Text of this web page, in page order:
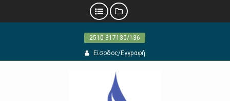
2510-317130/136
Είσοδος/Εγγραφή